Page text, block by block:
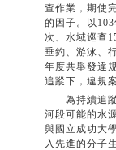
查作業，期使
的因子。以
次、水域巡查
垂釣、游泳、
年度共舉發違
追蹤下，違規
為持續追蹤
河段可能的水
與國立成功大
入先進的分子